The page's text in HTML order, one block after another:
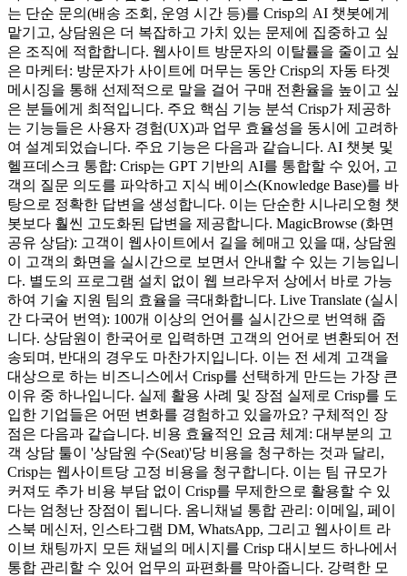
는 단순 문의(배송 조회, 운영 시간 등)를 Crisp의 AI 챗봇에게
맡기고, 상담원은 더 복잡하고 가치 있는 문제에 집중하고 싶
은 조직에 적합합니다. 웹사이트 방문자의 이탈률을 줄이고 싶
은 마케터: 방문자가 사이트에 머무는 동안 Crisp의 자동 타겟
메시징을 통해 선제적으로 말을 걸어 구매 전환율을 높이고 싶
은 분들에게 최적입니다. 주요 핵심 기능 분석 Crisp가 제공하
는 기능들은 사용자 경험(UX)과 업무 효율성을 동시에 고려하
여 설계되었습니다. 주요 기능은 다음과 같습니다. AI 챗봇 및
헬프데스크 통합: Crisp는 GPT 기반의 AI를 통합할 수 있어, 고
객의 질문 의도를 파악하고 지식 베이스(Knowledge Base)를 바
탕으로 정확한 답변을 생성합니다. 이는 단순한 시나리오형 챗
봇보다 훨씬 고도화된 답변을 제공합니다. MagicBrowse (화면
공유 상담): 고객이 웹사이트에서 길을 헤매고 있을 때, 상담원
이 고객의 화면을 실시간으로 보면서 안내할 수 있는 기능입니
다. 별도의 프로그램 설치 없이 웹 브라우저 상에서 바로 가능
하여 기술 지원 팀의 효율을 극대화합니다. Live Translate (실시
간 다국어 번역): 100개 이상의 언어를 실시간으로 번역해 줍
니다. 상담원이 한국어로 입력하면 고객의 언어로 변환되어 전
송되며, 반대의 경우도 마찬가지입니다. 이는 전 세계 고객을
대상으로 하는 비즈니스에서 Crisp를 선택하게 만드는 가장 큰
이유 중 하나입니다. 실제 활용 사례 및 장점 실제로 Crisp를 도
입한 기업들은 어떤 변화를 경험하고 있을까요? 구체적인 장
점은 다음과 같습니다. 비용 효율적인 요금 체계: 대부분의 고
객 상담 툴이 '상담원 수(Seat)'당 비용을 청구하는 것과 달리,
Crisp는 웹사이트당 고정 비용을 청구합니다. 이는 팀 규모가
커져도 추가 비용 부담 없이 Crisp를 무제한으로 활용할 수 있
다는 엄청난 장점이 됩니다. 옴니채널 통합 관리: 이메일, 페이
스북 메신저, 인스타그램 DM, WhatsApp, 그리고 웹사이트 라
이브 채팅까지 모든 채널의 메시지를 Crisp 대시보드 하나에서
통합 관리할 수 있어 업무의 파편화를 막아줍니다. 강력한 모